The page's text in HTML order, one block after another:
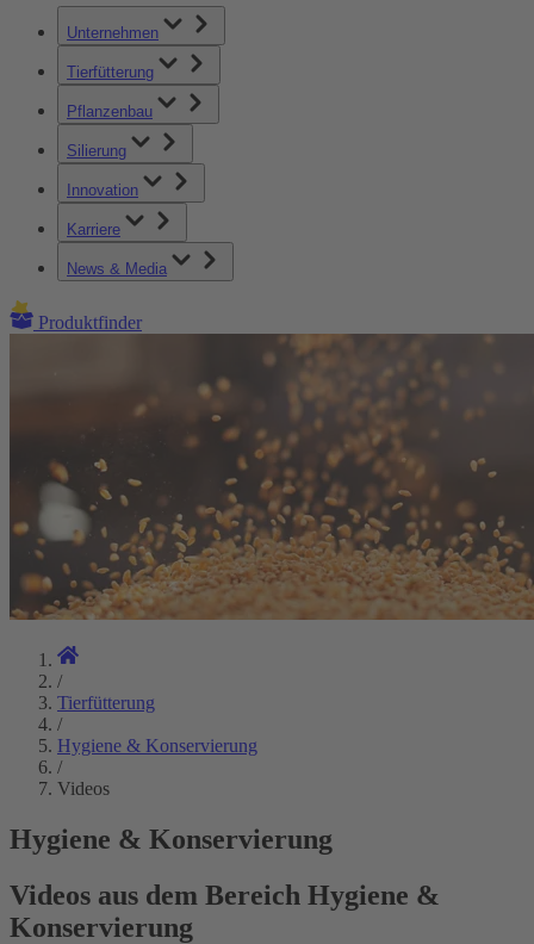
Unternehmen
Tierfütterung
Pflanzenbau
Silierung
Innovation
Karriere
News & Media
Produktfinder
/
Tierfütterung
/
Hygiene & Konservierung
/
Videos
Hygiene & Konservierung
Videos aus dem Bereich Hygiene &
Konservierung